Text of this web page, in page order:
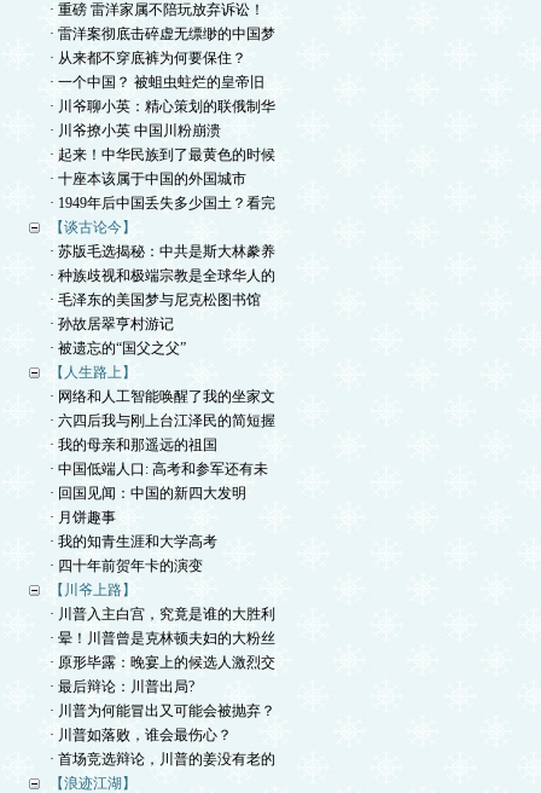
· 重磅 雷洋家属不陪玩放弃诉讼！
· 雷洋案彻底击碎虚无缥缈的中国梦
· 从来都不穿底裤为何要保住？
· 一个中国？ 被蛆虫蛀烂的皇帝旧
· 川爷聊小英：精心策划的联俄制华
· 川爷撩小英 中国川粉崩溃
· 起来！中华民族到了最黄色的时候
· 十座本该属于中国的外国城市
· 1949年后中国丢失多少国土？看完
【谈古论今】
· 苏版毛选揭秘：中共是斯大林豢养
· 种族歧视和极端宗教是全球华人的
· 毛泽东的美国梦与尼克松图书馆
· 孙故居翠亨村游记
· 被遗忘的“国父之父”
【人生路上】
· 网络和人工智能唤醒了我的坐家文
· 六四后我与刚上台江泽民的简短握
· 我的母亲和那遥远的祖国
· 中国低端人口: 高考和参军还有未
· 回国见闻：中国的新四大发明
· 月饼趣事
· 我的知青生涯和大学高考
· 四十年前贺年卡的演变
【川爷上路】
· 川普入主白宫，究竟是谁的大胜利
· 晕！川普曾是克林顿夫妇的大粉丝
· 原形毕露：晚宴上的候选人激烈交
· 最后辩论：川普出局?
· 川普为何能冒出又可能会被抛弃？
· 川普如落败，谁会最伤心？
· 首场竞选辩论，川普的姜没有老的
【浪迹江湖】